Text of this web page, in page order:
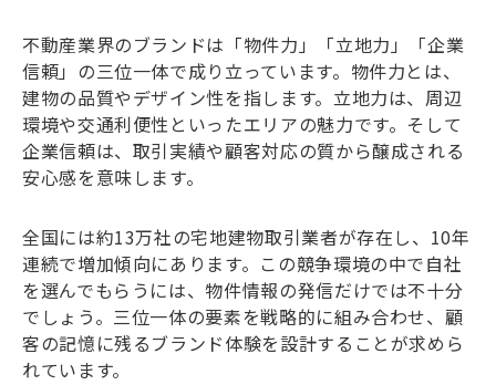
不動産業界のブランドは「物件力」「立地力」「企業
信頼」の三位一体で成り立っています。物件力とは、
建物の品質やデザイン性を指します。立地力は、周辺
環境や交通利便性といったエリアの魅力です。そして
企業信頼は、取引実績や顧客対応の質から醸成される
安心感を意味します。
全国には約13万社の宅地建物取引業者が存在し、10年
連続で増加傾向にあります。この競争環境の中で自社
を選んでもらうには、物件情報の発信だけでは不十分
でしょう。三位一体の要素を戦略的に組み合わせ、顧
客の記憶に残るブランド体験を設計することが求めら
れています。